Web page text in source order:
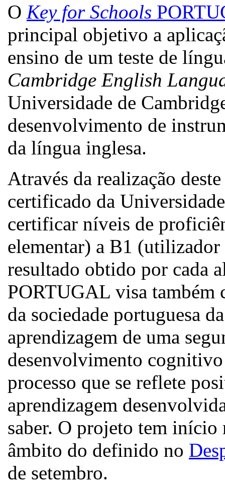
O Key for Schools
principal objetivo a
ensino de um teste de
Cambridge English
Universidade de
desenvolvimento de
da língua inglesa.
Através da realização
certificado da
certificar níveis de
elementar) a B1
resultado obtido por cada
PORTUGAL visa também
da sociedade portuguesa
aprendizagem de uma
desenvolvimento
processo que se reflete
aprendizagem
saber. O projeto tem
âmbito do definido no
de setembro.